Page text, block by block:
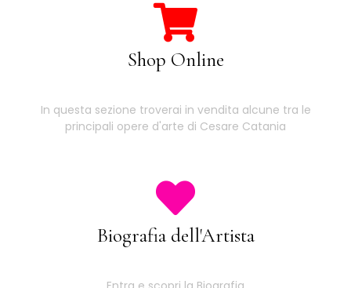
Shop Online
In questa sezione troverai in vendita alcune tra le
principali opere d'arte di Cesare Catania
Biografia dell'Artista